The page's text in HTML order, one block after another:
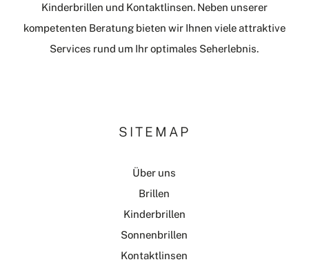
Kinderbrillen und Kontaktlinsen. Neben unserer
kompetenten Beratung bieten wir Ihnen viele attraktive
Services rund um Ihr optimales Seherlebnis.
SITEMAP
Über uns
Brillen
Kinderbrillen
Sonnenbrillen
Kontaktlinsen